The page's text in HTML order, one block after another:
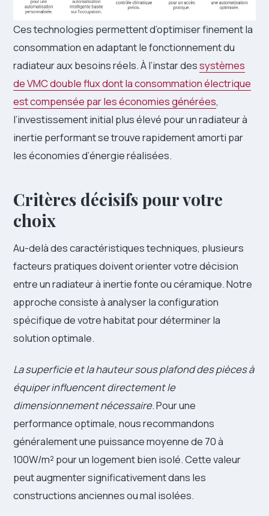
Ces technologies permettent d’optimiser finement la
consommation en adaptant le fonctionnement du
radiateur aux besoins réels. À l’instar dessystèmes
de VMC double flux dont la consommation électrique
est compensée par les économies générées,
l’investissement initial plus élevé pour un radiateur à
inertie performant se trouve rapidement amorti par
les économies d’énergie réalisées.
Critères décisifs pour votre
choix
Au-delà des caractéristiques techniques, plusieurs
facteurs pratiques doivent orienter votre décision
entre un radiateur à inertie fonte ou céramique. Notre
approche consiste à analyser la configuration
spécifique de votre habitat pour déterminer la
solution optimale.
La superficie et la hauteur sous plafond des pièces à
équiper influencent directement le
dimensionnement nécessaire. Pour une
performance optimale, nous recommandons
généralement une puissance moyenne de 70 à
100W/m² pour un logement bien isolé. Cette valeur
peut augmenter significativement dans les
constructions anciennes ou mal isolées.